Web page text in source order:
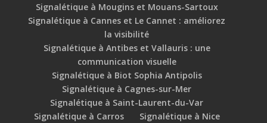
Signalétique à Mougins et Mouans-Sartoux
Signalétique à Cannes et Le Cannet : améliorez
la visibilité
Signalétique à Antibes et Vallauris : une
communication visuelle
Signalétique à Biot Sophia Antipolis
Signalétique à Cagnes-sur-Mer
Signalétique à Saint-Laurent-du-Var
Signalétique à Carros
Signalétique à Nice